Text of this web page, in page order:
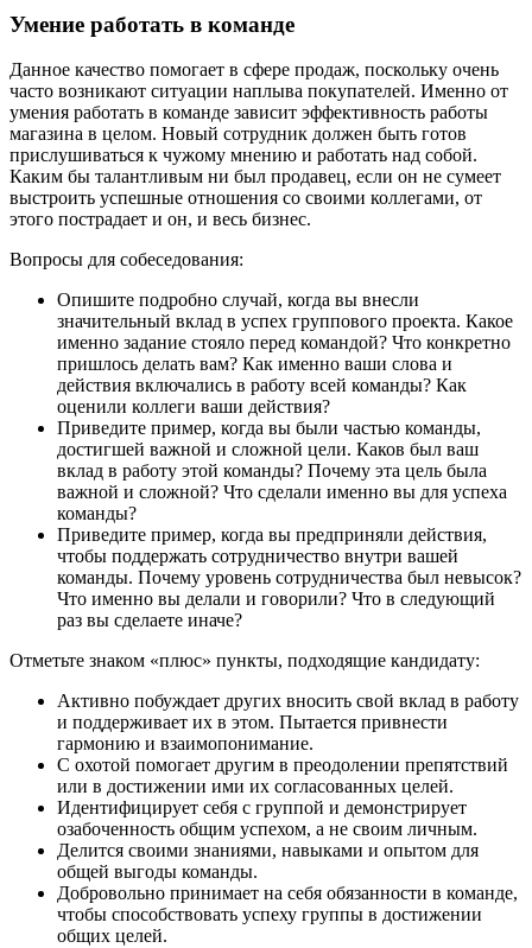
Умение работать в команде
Данное качество помогает в сфере продаж, поскольку очень
часто возникают ситуации наплыва покупателей. Именно от
умения работать в команде зависит эффективность работы
магазина в целом. Новый сотрудник должен быть готов
прислушиваться к чужому мнению и работать над собой.
Каким бы талантливым ни был продавец, если он не сумеет
выстроить успешные отношения со своими коллегами, от
этого пострадает и он, и весь бизнес.
Вопросы для собеседования:
Опишите подробно случай, когда вы внесли
значительный вклад в успех группового проекта. Какое
именно задание стояло перед командой? Что конкретно
пришлось делать вам? Как именно ваши слова и
действия включались в работу всей команды? Как
оценили коллеги ваши действия?
Приведите пример, когда вы были частью команды,
достигшей важной и сложной цели. Каков был ваш
вклад в работу этой команды? Почему эта цель была
важной и сложной? Что сделали именно вы для успеха
команды?
Приведите пример, когда вы предприняли действия,
чтобы поддержать сотрудничество внутри вашей
команды. Почему уровень сотрудничества был невысок?
Что именно вы делали и говорили? Что в следующий
раз вы сделаете иначе?
Отметьте знаком «плюс» пункты, подходящие кандидату:
Активно побуждает других вносить свой вклад в работу
и поддерживает их в этом. Пытается привнести
гармонию и взаимопонимание.
С охотой помогает другим в преодолении препятствий
или в достижении ими их согласованных целей.
Идентифицирует себя с группой и демонстрирует
озабоченность общим успехом, а не своим личным.
Делится своими знаниями, навыками и опытом для
общей выгоды команды.
Добровольно принимает на себя обязанности в команде,
чтобы способствовать успеху группы в достижении
общих целей.